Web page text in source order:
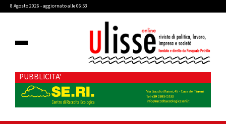
8 Agosto 2026 - aggiornato alle 06:53
PUBBLICITA'